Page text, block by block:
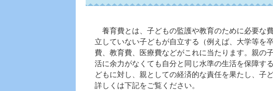
養育費とは、子どもの監護や教育のために必要な
立していない子どもが自立する（例えば、大学等を
費、教育費、医療費などがこれに当たります。親の
活に余力がなくても自分と同じ水準の生活を保障す
どもに対し、親としての経済的な責任を果たし、子
詳しくは下記をご覧ください。